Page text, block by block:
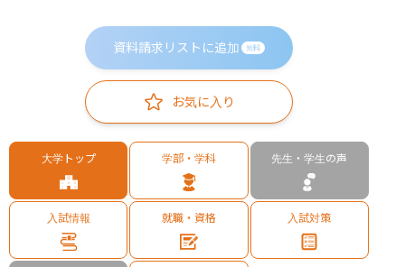
資料請求リストに追加 無料
お気に入り
大学トップ 学部・学科 先生・学生の声
入試情報 就職・資格 入試対策